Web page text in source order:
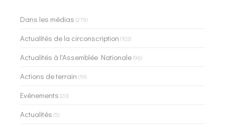
Dans les médias (279)
Actualités de la circonscription (103)
Actualités à l'Assemblée Nationale(96)
Actions de terrain (19)
Evénements (20)
Actualités (5)